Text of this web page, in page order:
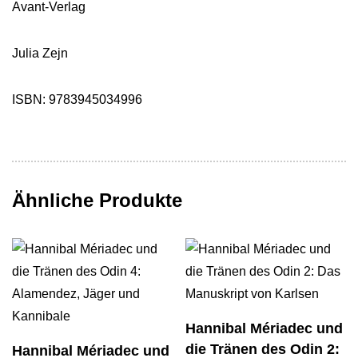
Avant-Verlag
Julia Zejn
ISBN: 9783945034996
Ähnliche Produkte
Hannibal Mériadec und
Hannibal Mériadec und
die Tränen des Odin 2: